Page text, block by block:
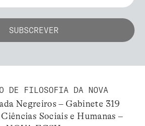
DE FILOSOFIA DA NOVA
Negreiros – Gabinete 319
Sociais e Humanas –